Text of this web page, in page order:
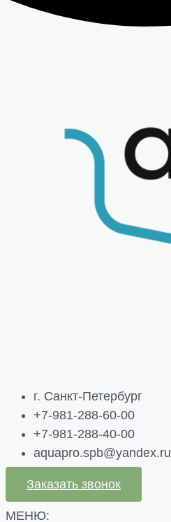
г. Санкт-Петербург
+7-981-288-60-00
+7-981-288-40-00
aquapro.spb@yandex.ru
Заказать звонок
МЕНЮ: